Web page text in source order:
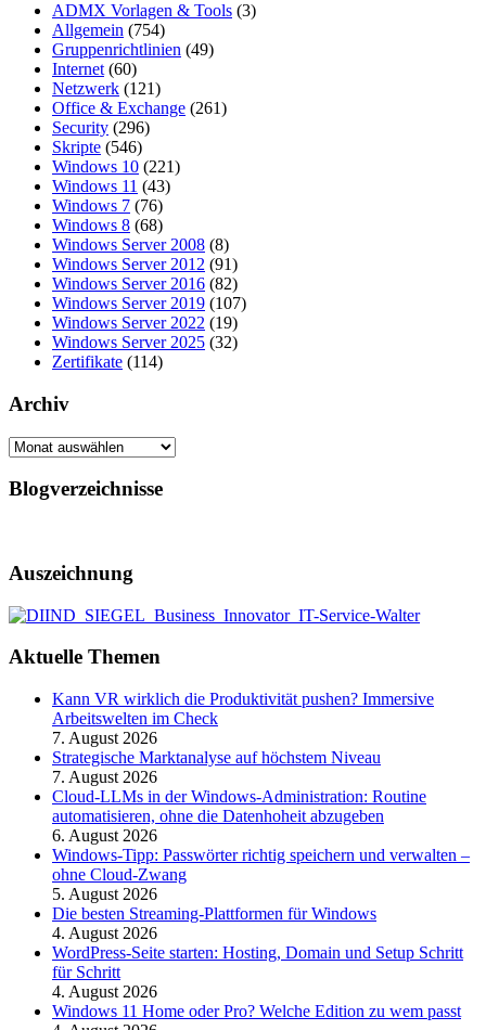
ADMX Vorlagen & Tools (3)
Allgemein (754)
Gruppenrichtlinien (49)
Internet (60)
Netzwerk (121)
Office & Exchange (261)
Security (296)
Skripte (546)
Windows 10 (221)
Windows 11 (43)
Windows 7 (76)
Windows 8 (68)
Windows Server 2008 (8)
Windows Server 2012 (91)
Windows Server 2016 (82)
Windows Server 2019 (107)
Windows Server 2022 (19)
Windows Server 2025 (32)
Zertifikate (114)
Archiv
Archiv
Blogverzeichnisse
Auszeichnung
Aktuelle Themen
Kann VR wirklich die Produktivität pushen? Immersive
Arbeitswelten im Check
7. August 2026
Strategische Marktanalyse auf höchstem Niveau
7. August 2026
Cloud-LLMs in der Windows-Administration: Routine
automatisieren, ohne die Datenhoheit abzugeben
6. August 2026
Windows-Tipp: Passwörter richtig speichern und verwalten –
ohne Cloud-Zwang
5. August 2026
Die besten Streaming-Plattformen für Windows
4. August 2026
WordPress-Seite starten: Hosting, Domain und Setup Schritt
für Schritt
4. August 2026
Windows 11 Home oder Pro? Welche Edition zu wem passt